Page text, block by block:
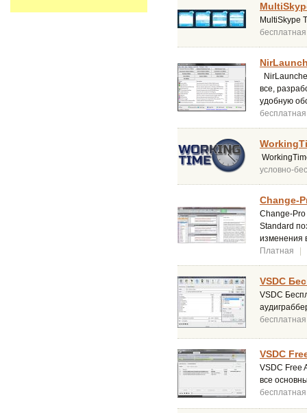
MultiSkype
бесплатная
все,
удобную
бесплатная
условно-
Change-
Change-
Standard
изменения
Платная
VSDC
VSDC
бесплатная
VSDC
VSDC Free
все
бесплатная